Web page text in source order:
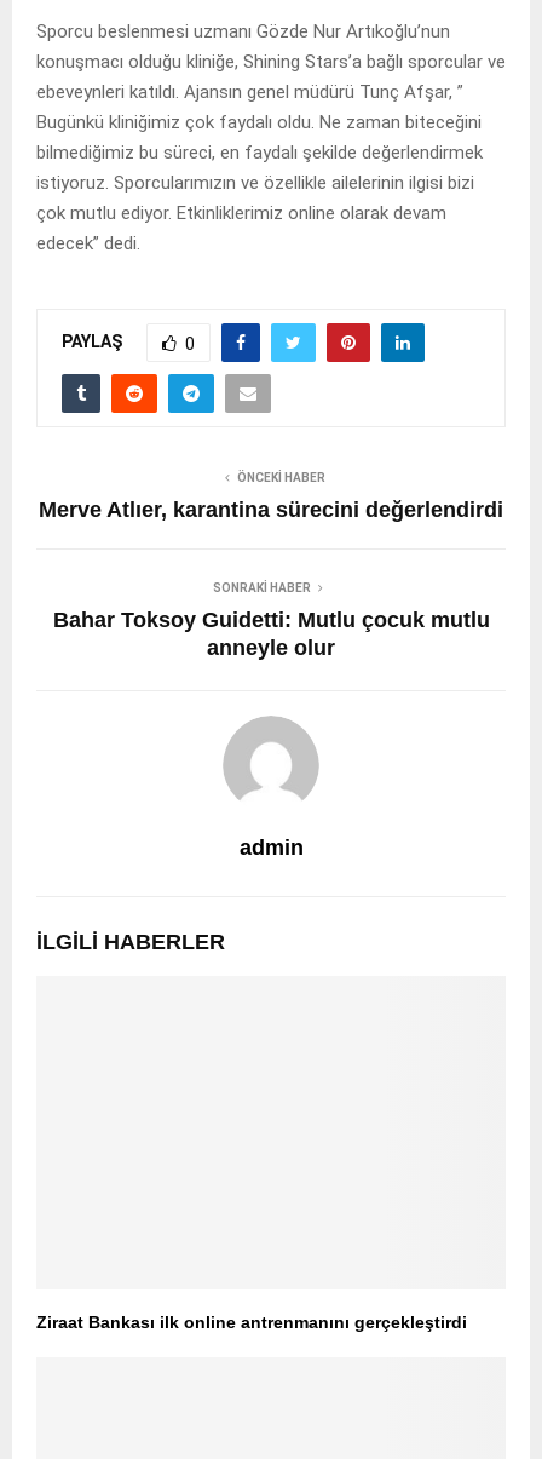
Sporcu beslenmesi uzmanı Gözde Nur Artıkoğlu’nun
konuşmacı olduğu kliniğe, Shining Stars’a bağlı sporcular ve
ebeveynleri katıldı. Ajansın genel müdürü Tunç Afşar, ”
Bugünkü kliniğimiz çok faydalı oldu. Ne zaman biteceğini
bilmediğimiz bu süreci, en faydalı şekilde değerlendirmek
istiyoruz. Sporcularımızın ve özellikle ailelerinin ilgisi bizi
çok mutlu ediyor. Etkinliklerimiz online olarak devam
edecek” dedi.
PAYLAŞ 0
ÖNCEKI HABER
Merve Atlıer, karantina sürecini değerlendirdi
SONRAKI HABER
Bahar Toksoy Guidetti: Mutlu çocuk mutlu
anneyle olur
admin
İLGILI HABERLER
Ziraat Bankası ilk online antrenmanını gerçekleştirdi